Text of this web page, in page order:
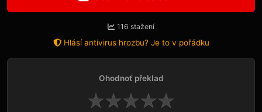
116 stažení
Hlásí antivirus hrozbu? Je to v pořádku
Ohodnoť překlad
★★★★★